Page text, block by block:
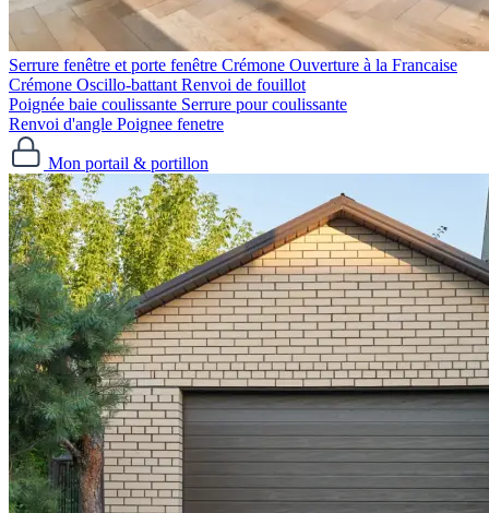
Serrure fenêtre et porte fenêtre Crémone Ouverture à la Francaise
Crémone Oscillo-battant Renvoi de fouillot
Poignée baie coulissante Serrure pour coulissante
Renvoi d'angle Poignee fenetre
Mon portail & portillon